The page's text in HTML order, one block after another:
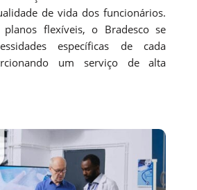
de vida dos funcionários.
flexíveis, o Bradesco se
específicas de cada
um serviço de alta